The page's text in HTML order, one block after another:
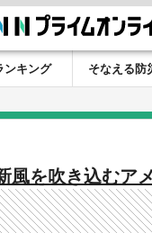
ンキング そなえる防
風を吹き込むア
の交わりが刷